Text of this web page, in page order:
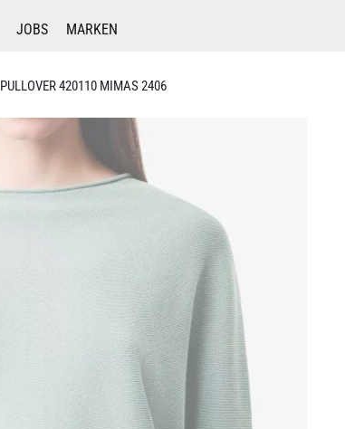
JOBS MARKEN
PULLOVER 420110 MIMAS 2406